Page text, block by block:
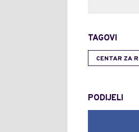
TAGOVI
CENTAR ZA
PODIJELI